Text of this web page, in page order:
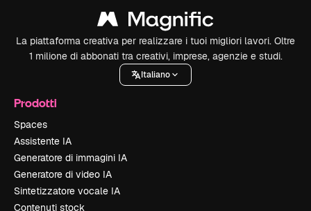
La piattaforma creativa per realizzare i tuoi migliori lavori. Oltre
1 milione di abbonati tra creativi, imprese, agenzie e studi.
Italiano
Prodotti
Spaces
Assistente IA
Generatore di immagini IA
Generatore di video IA
Sintetizzatore vocale IA
Contenuti stock